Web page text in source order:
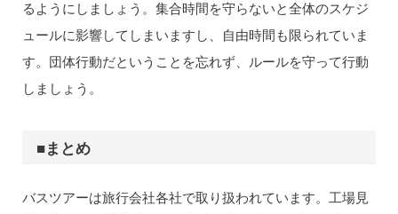
るようにしましょう。集合時間を守らないと全体のスケジ
ュールに影響してしまいますし、自由時間も限られていま
す。団体行動だということを忘れず、ルールを守って行動
しましょう。
■まとめ
バスツアーは旅行会社各社で取り扱われています。工場見